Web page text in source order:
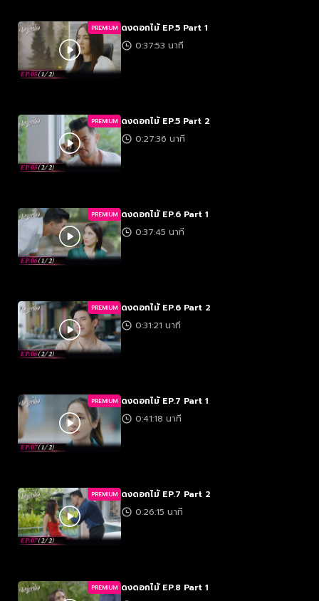
PREMIUM ดงดอกไม้ EP.5 Part 1
0:37:53 นาที
PREMIUM ดงดอกไม้ EP.5 Part 2
0:27:36 นาที
PREMIUM ดงดอกไม้ EP.6 Part 1
0:37:45 นาที
PREMIUM ดงดอกไม้ EP.6 Part 2
0:31:21 นาที
PREMIUM ดงดอกไม้ EP.7 Part 1
0:41:18 นาที
PREMIUM ดงดอกไม้ EP.7 Part 2
0:26:15 นาที
PREMIUM ดงดอกไม้ EP.8 Part 1